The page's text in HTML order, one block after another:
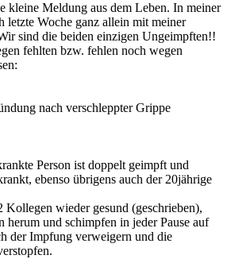
kleine Meldung aus dem Leben. In meiner
letzte Woche ganz allein mit meiner
sind die beiden einzigen Ungeimpften!!
fehlten bzw. fehlen noch wegen
nach verschleppter Grippe
Person ist doppelt geimpft und
ebenso übrigens auch der 20jährige
wieder gesund (geschrieben),
herum und schimpfen in jeder Pause auf
der Impfung verweigern und die